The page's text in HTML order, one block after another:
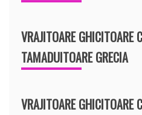
VRAJITOARE GHICITOARE
TAMADUITOARE GRECIA
VRAJITOARE GHICITOARE